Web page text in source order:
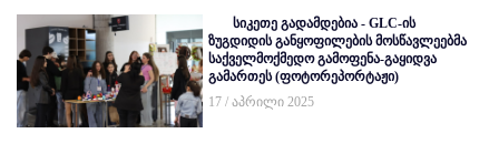
სიკეთე გადამდებია - GLC-ის
ზუგდიდის განყოფილების მოსწავლეებმა
საქველმოქმედო გამოფენა-გაყიდვა
გამართეს (ფოტორეპორტაჟი)
17 / აპრილი 2025